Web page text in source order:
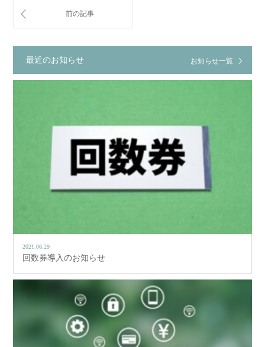
最近のお知らせ お知らせ一覧
2021.06.29
回数券導入のお知らせ